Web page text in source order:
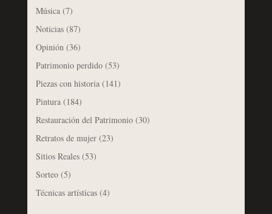
Música(7)
Noticias(87)
Opinión(36)
Patrimonio perdido(53)
Piezas con historia(141)
Pintura(184)
Restauración del Patrimonio(30)
Retratos de mujer(23)
Sitios Reales(53)
Sorteo(5)
Técnicas artísticas(4)